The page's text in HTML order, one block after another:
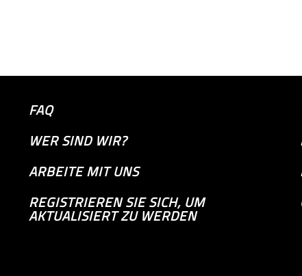
FAQ
WER SIND WIR?
ARBEITE MIT UNS
REGISTRIEREN SIE SICH, UM
AKTUALISIERT ZU WERDEN